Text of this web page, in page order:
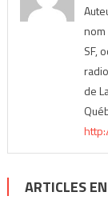
nom
SF,
de
ARTICLES